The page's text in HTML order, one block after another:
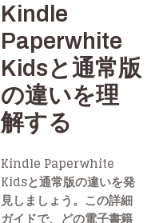
Kindle
Paperwhite
Kidsと通常版
の違いを理
解する
Kindle Paperwhite
Kidsと通常版の違いを発
見しましょう。この詳細
ガイドで、どの電子書籍